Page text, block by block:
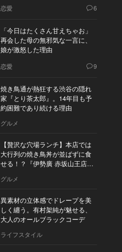
恋愛 6
「今日はたくさん甘えちゃお」
再会した母の無邪気な一言に、
娘が激怒した理由
恋愛 9
焼き鳥通が熱狂する渋谷の隠れ
家『とり茶太郎』。14年目も予
約困難であり続ける理由
グルメ
【贅沢な穴場ランチ】本店では
大行列の焼き鳥丼が並ばずに食
せる！？『伊勢廣 赤坂山王店』
グルメ
異素材の立体感でドレープを美
しく纏う。有村架純が魅せる、
大人のオールブラックコーデ
ライフスタイル